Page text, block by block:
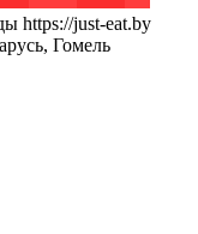
https://just-eat.by
Гомель